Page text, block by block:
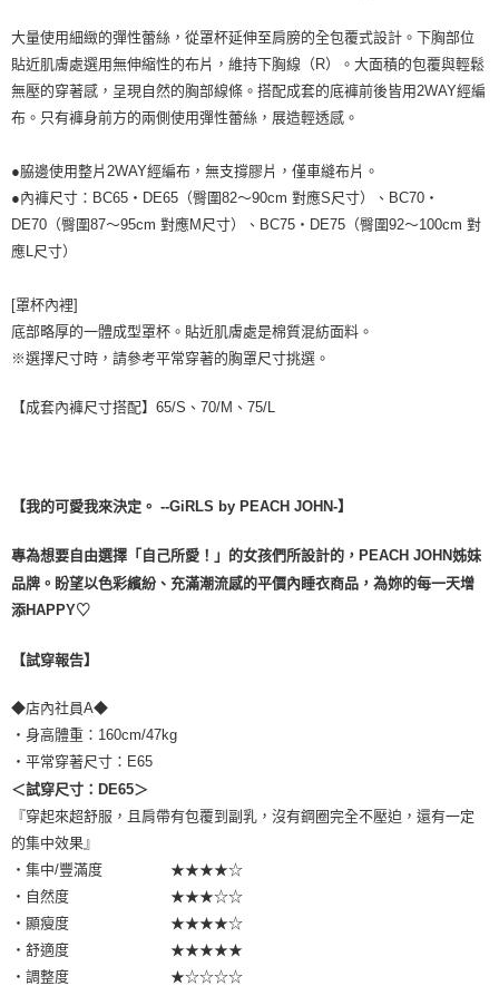
離島宅配
每筆NT$200，滿NT$1,500(含以上)免運費
大量使用細緻的彈性蕾絲，從罩杯延伸至肩膀的全包覆式設計。下胸部位
貼近肌膚處選用無伸縮性的布片，維持下胸線（R）。大面積的包覆與輕鬆
無壓的穿著感，呈現自然的胸部線條。搭配成套的底褲前後皆用2WAY經編
布。只有褲身前方的兩側使用彈性蕾絲，展造輕透感。
●脇邊使用整片2WAY經編布，無支撐膠片，僅車縫布片。
●內褲尺寸：BC65・DE65（臀圍82～90cm 對應S尺寸）、BC70・
DE70（臀圍87～95cm 對應M尺寸）、BC75・DE75（臀圍92～100cm 對
應L尺寸）
[罩杯內裡]
底部略厚的一體成型罩杯。貼近肌膚處是棉質混紡面料。
※選擇尺寸時，請參考平常穿著的胸罩尺寸挑選。
【成套內褲尺寸搭配】65/S、70/M、75/L
【我的可愛我來決定。 --GiRLS by PEACH JOHN-】
專為想要自由選擇「自己所愛！」的女孩們所設計的，PEACH JOHN姊妹
品牌。盼望以色彩繽紛、充滿潮流感的平價內睡衣商品，為妳的每一天增
添HAPPY♡
【試穿報告】
◆店內社員A◆
・身高體重：160cm/47kg
・平常穿著尺寸：E65
＜試穿尺寸：DE65＞
『穿起來超舒服，且肩帶有包覆到副乳，沒有鋼圈完全不壓迫，還有一定
的集中效果』
・集中/豐滿度 ★★★★☆
・自然度 ★★★☆☆
・顯瘦度 ★★★★☆
・舒適度 ★★★★★
・調整度 ★☆☆☆☆